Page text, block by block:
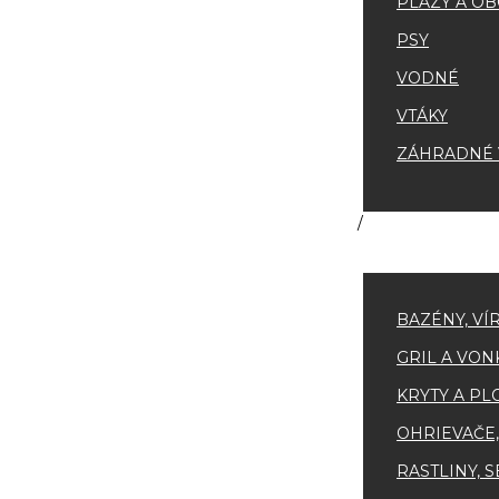
PSY
VODNÉ
VTÁKY
ZÁHRADNÉ
BAZÉNY,
GRIL A
KRYTY A
RASTLINY,